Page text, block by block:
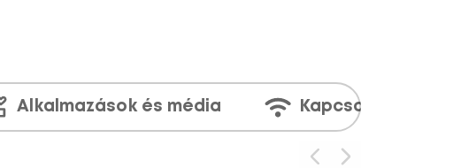
Alkalmazások és média Kapcsolatok